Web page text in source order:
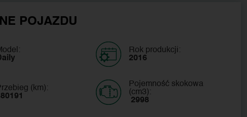
POJAZDU
Rok produkcji:
2016
(km):
Pojemność skokowa
(cm3):
2998